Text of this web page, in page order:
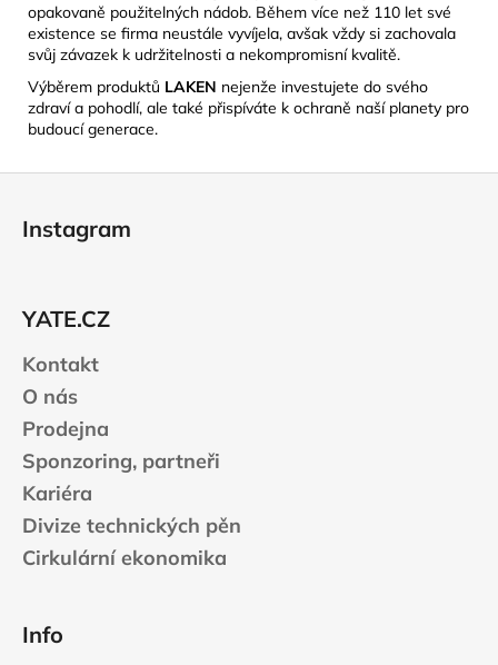
opakovaně použitelných nádob. Během více než 110 let své
existence se firma neustále vyvíjela, avšak vždy si zachovala
svůj závazek k udržitelnosti a nekompromisní kvalitě.
Výběrem produktů LAKEN nejenže investujete do svého
zdraví a pohodlí, ale také přispíváte k ochraně naší planety pro
budoucí generace.
Instagram
YATE.CZ
Kontakt
O nás
Prodejna
Sponzoring, partneři
Kariéra
Divize technických pěn
Cirkulární ekonomika
Info